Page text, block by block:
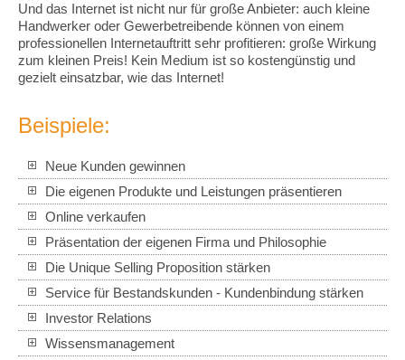
Und das Internet ist nicht nur für große Anbieter: auch kleine
Handwerker oder Gewerbetreibende können von einem
professionellen Internetauftritt sehr profitieren: große Wirkung
zum kleinen Preis! Kein Medium ist so kostengünstig und
gezielt einsatzbar, wie das Internet!
Beispiele:
Neue Kunden gewinnen
Die eigenen Produkte und Leistungen präsentieren
Online verkaufen
Präsentation der eigenen Firma und Philosophie
Die Unique Selling Proposition stärken
Service für Bestandskunden - Kundenbindung stärken
Investor Relations
Wissensmanagement